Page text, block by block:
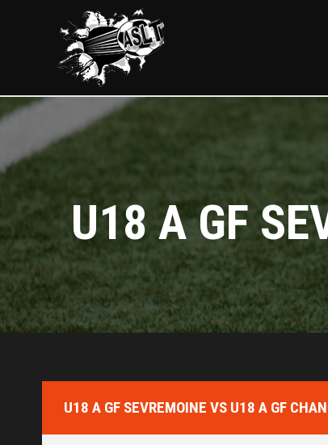
U18 A GF
U18 A GF SEVREMOINE VS U18 A GF